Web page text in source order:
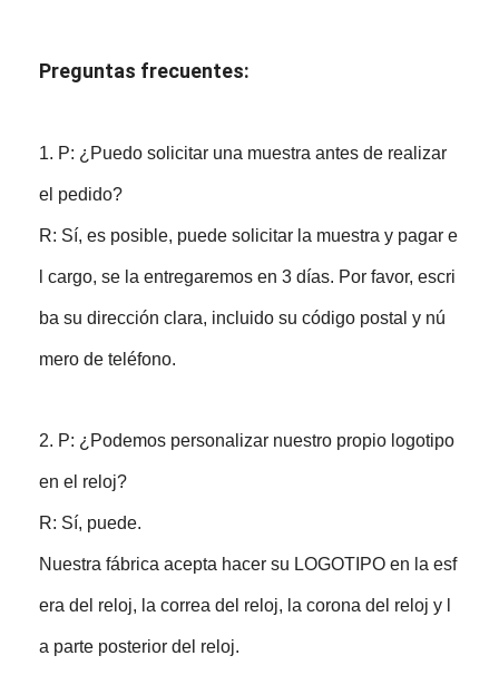
Preguntas frecuentes:
1. P: ¿Puedo solicitar una muestra antes de realizar
el pedido?
R: Sí, es posible, puede solicitar la muestra y pagar e
l cargo, se la entregaremos en 3 días. Por favor, escri
ba su dirección clara, incluido su código postal y nú
mero de teléfono.
2. P: ¿Podemos personalizar nuestro propio logotipo
en el reloj?
R: Sí, puede.
Nuestra fábrica acepta hacer su LOGOTIPO en la esf
era del reloj, la correa del reloj, la corona del reloj y l
a parte posterior del reloj.